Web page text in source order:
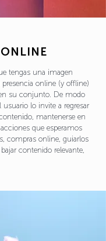
tengas una imagen
online (y offline)
su conjunto. De modo
usuario lo invite a regresar
mantenerse en
que esperamos
compras online, guiarlos
contenido relevante,